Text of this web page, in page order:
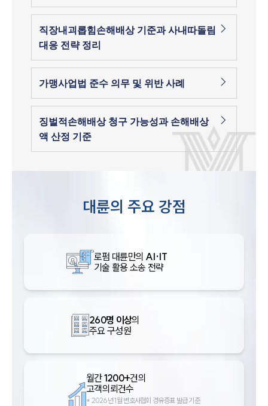
직장내괴롭힘손해배상 기준과 사내따돌림
대응 전략 정리
가맹사업법 준수 의무 및 위반 사례
징벌적손해배상 청구 가능성과 손해배상
액 산정 기준
대륜의 주요 강점
로펌 대륜만의 AI·IT
기술 활용 소송 전략
260명 이상의
주요 구성원
월간1200+건의
고객의뢰건수
* 2026년 1월 변호사협회 경유증표 발급 기준